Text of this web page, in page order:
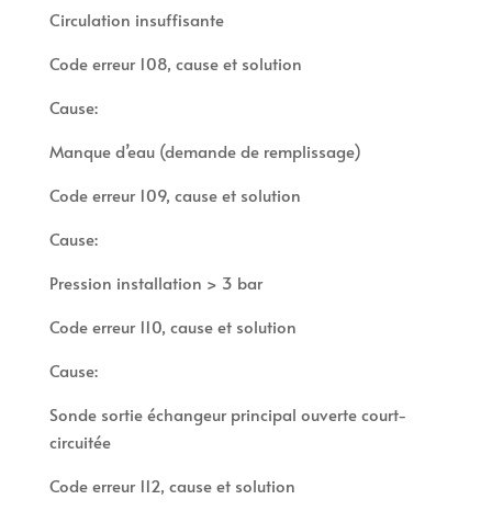
Circulation insuffisante
Code erreur 108, cause et solution
Cause:
Manque d’eau (demande de remplissage)
Code erreur 109, cause et solution
Cause:
Pression installation > 3 bar
Code erreur 110, cause et solution
Cause:
Sonde sortie échangeur principal ouverte court-
circuitée
Code erreur 112, cause et solution